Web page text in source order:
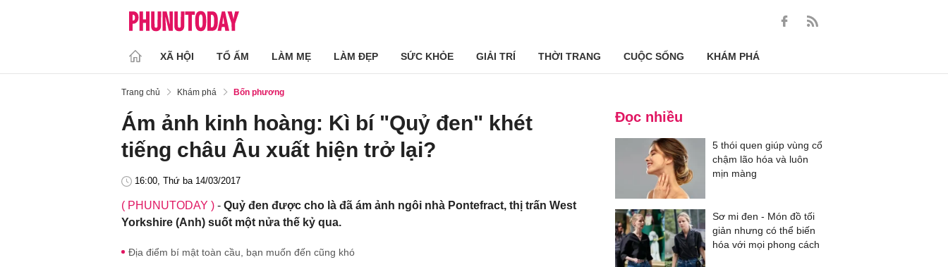
XÃ HỘI TỔ ẤM LÀM MẸ LÀM ĐẸP SỨC KHỎE GIẢI TRÍ THỜI TRANG CUỘC SỐNG KHÁM PHÁ
Trang chủ Khám phá Bốn phương
Ám ảnh kinh hoàng: Kì bí "Quỷ đen" khét
tiếng châu Âu xuất hiện trở lại?
16:00, Thứ ba 14/03/2017
( PHUNUTODAY ) - Quỷ đen được cho là đã ám ảnh ngôi nhà Pontefract, thị trấn West
Yorkshire (Anh) suốt một nửa thế kỷ qua.
Địa điểm bí mật toàn cầu, bạn muốn đến cũng khó
Đọc nhiều
5 thói quen giúp vùng cổ
chậm lão hóa và luôn
mịn màng
Sơ mi đen - Món đồ tối
giản nhưng có thể biến
hóa với mọi phong cách